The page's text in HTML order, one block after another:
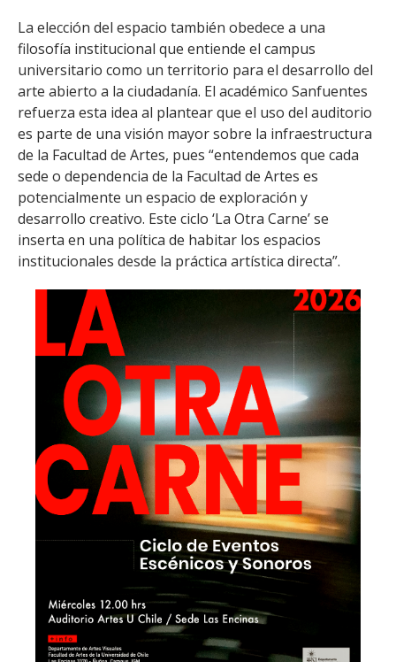
La elección del espacio también obedece a una
filosofía institucional que entiende el campus
universitario como un territorio para el desarrollo del
arte abierto a la ciudadanía. El académico Sanfuentes
refuerza esta idea al plantear que el uso del auditorio
es parte de una visión mayor sobre la infraestructura
de la Facultad de Artes, pues “entendemos que cada
sede o dependencia de la Facultad de Artes es
potencialmente un espacio de exploración y
desarrollo creativo. Este ciclo ‘La Otra Carne’ se
inserta en una política de habitar los espacios
institucionales desde la práctica artística directa”.